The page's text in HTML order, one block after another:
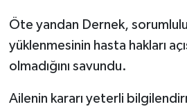
Öte yandan Dernek,
yüklenmesinin hasta hakları
olmadığını savundu.
Ailenin kararı yeterli